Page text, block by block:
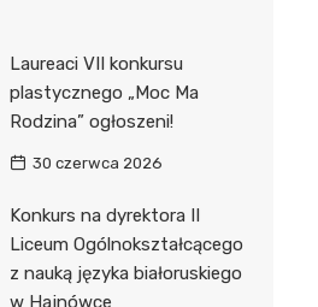
Laureaci VII konkursu
plastycznego „Moc Ma
Rodzina” ogłoszeni!
30 czerwca 2026
Konkurs na dyrektora II
Liceum Ogólnokształcącego
z nauką języka białoruskiego
w Hajnówce